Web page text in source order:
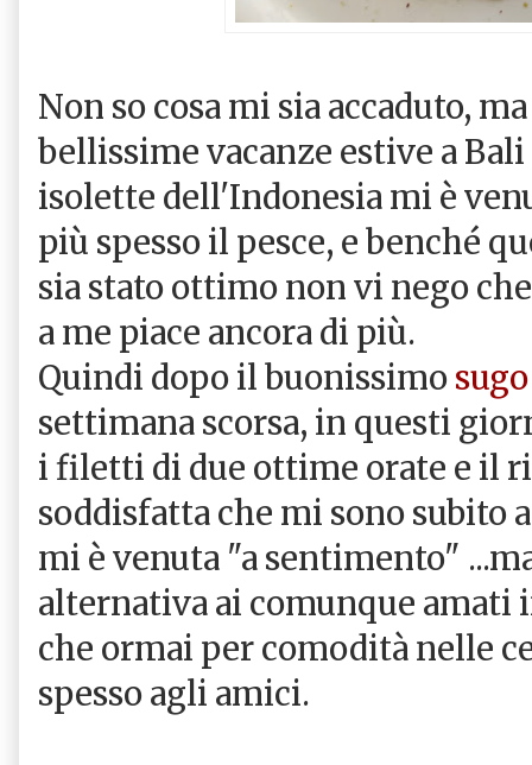
Non so cosa mi sia accaduto,
bellissime vacanze estive a
isolette dell'Indonesia mi è
più spesso il pesce, e benché
sia stato ottimo non vi nego
a me piace ancora di più.
Quindi dopo il buonissimo
settimana scorsa, in questi
i filetti di due ottime orate e il
soddisfatta che mi sono subito
mi è venuta "a sentimento"
alternativa ai comunque amati
che ormai per comodità nelle
spesso agli amici.